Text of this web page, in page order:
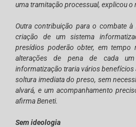
uma tramitação processual, explicou o
Outra contribuição para o combate
criação de um sistema
presídios poderão obter, em tempo
alterações de pena de cada
informatização traria vários benefícios
soltura imediata do preso, sem
alvará, e um acompanhamento
afirma Beneti.
Sem ideologia